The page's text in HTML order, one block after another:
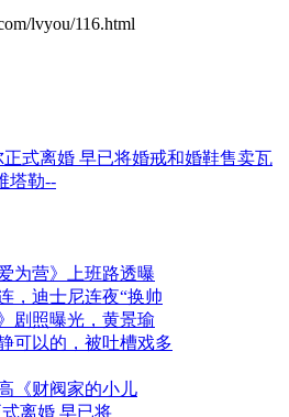
lvyou/116.html
正式离婚 早已将婚戒和婚鞋售卖瓦
塔勒--
为营》上班路透曝
，迪士尼连夜“换帅
剧照曝光，黄景瑜
可以的，被吐槽戏多
《财阀家的小儿
离婚 早已将